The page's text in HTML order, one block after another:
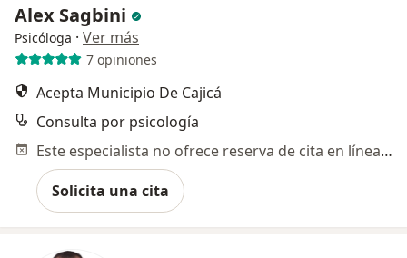
Alex Sagbini
Psicóloga · Ver más
7 opiniones
Acepta Municipio De Cajicá
Consulta por psicología
Este especialista no ofrece reserva de cita en línea en esta dirección.
Solicita una cita